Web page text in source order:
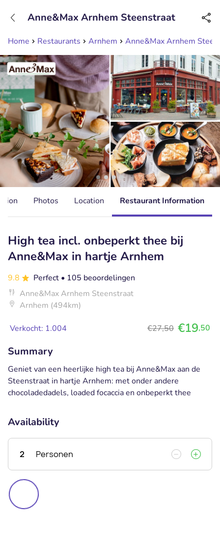
Available until 23:00
Home Restaurants Arnhem Anne&Max Arnhem
Anne&Max Arnhem Steenstraat
Photos Location Restaurant Information
High tea incl. onbeperkt thee bij
Anne&Max in hartje Arnhem
9.8 Perfect • 105 beoordelingen
Anne&Max Arnhem Steenstraat
Arnhem (494km)
Verkocht: 1.004 €27,50 €19,50
Summary
Geniet van een heerlijke high tea bij Anne&Max aan de
Steenstraat in hartje Arnhem: met onder andere
chocoladedadels, loaded focaccia en onbeperkt thee
Availability
2 Personen